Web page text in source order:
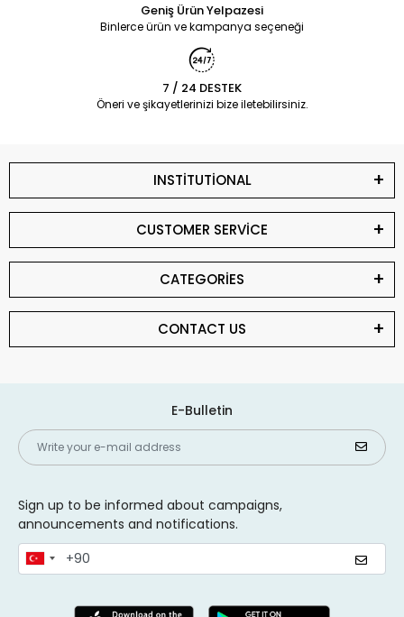
Geniş Ürün Yelpazesi
Binlerce ürün ve kampanya seçeneği
7 / 24 DESTEK
Öneri ve şikayetlerinizi bize iletebilirsiniz.
INSTİTUTİONAL
CUSTOMER SERVİCE
CATEGORİES
CONTACT US
E-Bulletin
Sign up to be informed about campaigns,
announcements and notifications.